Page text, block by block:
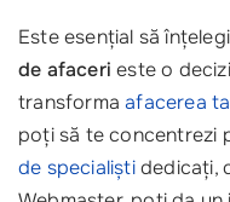
Este esențial să
de afaceri este o
transformaafacerea ta
poți să te concentrezi
de specialiștidedicați,